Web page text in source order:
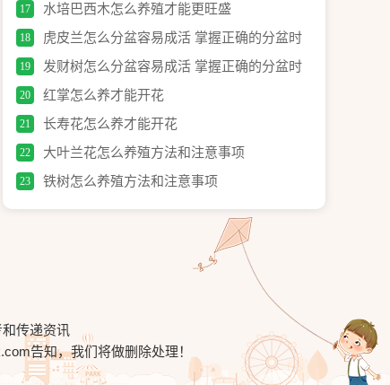
项
17 水培巴西木怎么养殖才能更旺盛
18
虎皮兰怎么分盆容易成活 掌握正确的分盆时
间和
19
发财树怎么分盆容易成活 掌握正确的分盆时
间和
20 红掌怎么养才能开花
21 长寿花怎么养才能开花
22 大叶兰花怎么养殖方法和注意事项
23 铁树怎么养殖方法和注意事项
传递资讯
告知，我们将做删除处理！